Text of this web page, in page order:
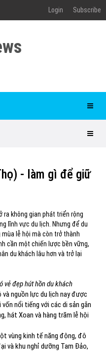
Login Subscribe
- làm gì để giữ
ra không gian phát triển rộng
lĩnh vực du lịch. Nhưng để du
lễ hội mà còn trở thành
cần một chiến lược bền vững,
du khách lâu hơn và trở lại
vẻ đẹp hút hồn du khách
nguồn lực du lịch nay được
nổi tiếng với các di sản gắn
hát Xoan và hàng trăm lễ hội
vùng kinh tế năng động, đô
và khu nghỉ dưỡng Tam Đảo,